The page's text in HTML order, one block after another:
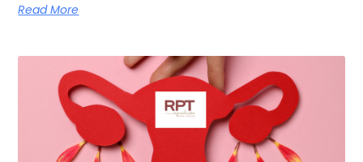
Read More